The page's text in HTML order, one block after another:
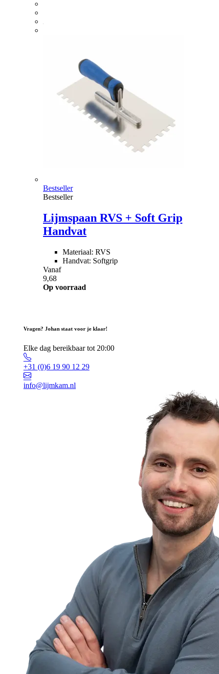
Bestseller
Bestseller
Lijmspaan RVS + Soft Grip
Handvat
Materiaal: RVS
Handvat: Softgrip
Vanaf
9,68
Op voorraad
Vragen? Johan staat voor je klaar!
Elke dag bereikbaar tot 20:00
+31 (0)6 19 90 12 29
info@lijmkam.nl